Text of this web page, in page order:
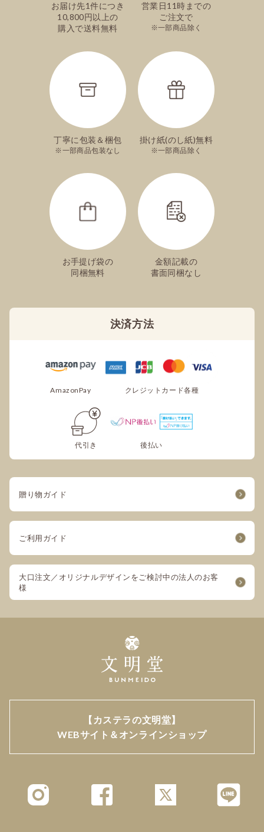
お届け先1件につき
10,800円以上の
購入で送料無料
営業日11時までの
ご注文で
一部商品除く
丁寧に包装＆梱包
一部商品包装なし
掛け紙(のし紙)無料
一部商品除く
お手提げ袋の
同梱無料
金額記載の
書面同梱なし
決済方法
AmazonPay クレジットカード各種
代引き 後払い
贈り物ガイド
ご利用ガイド
大口注文／オリジナルデザインをご検討中の法人のお客
様
【カステラの文明堂】
WEBサイト＆オンラインショップ